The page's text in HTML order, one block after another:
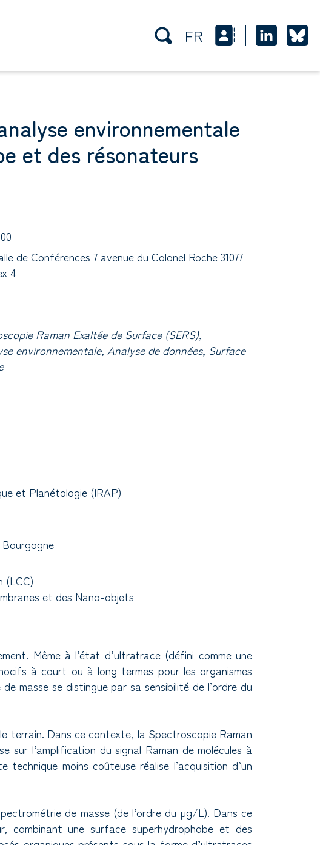
FR
environnementale
et des résonateurs
de Conférences 7 avenue du Colonel Roche 31077
4
Raman Exaltée de Surface (SERS),
environnementale, Analyse de données, Surface
et Planétologie (IRAP)
(LCC)
et des Nano-objets
Même à l’état d’ultratrace (défini comme une
à court ou à long termes pour les organismes
masse se distingue par sa sensibilité de l’ordre du
terrain. Dans ce contexte, la Spectroscopie Raman
sur l’amplification du signal Raman de molécules à
moins coûteuse réalise l’acquisition d’un
de masse (de l’ordre du µg/L). Dans ce
une surface superhydrophobe et des